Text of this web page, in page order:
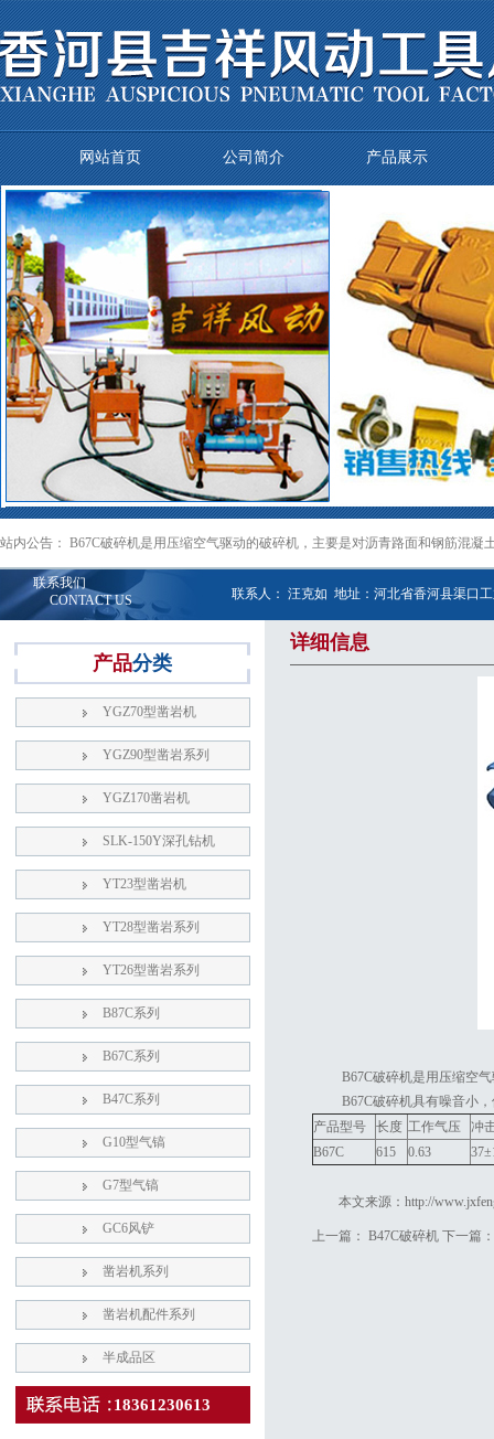
网站首页 公司简介 产品展示
站内公告： B67C破碎机是用压缩空气驱动的破碎机，主要是对沥青路面和钢筋混凝
联系我们
CONTACT US
联系人： 汪克如 地址：河北省香河县渠口
详细信息
B67C破碎机是用压缩空
B67C破碎机具有噪音小
产品型号
长度 工作气压
冲
B67C
615 0.63
本文来源： http://
上一篇： B47C破碎机 下一篇：
产品分类
YGZ70型凿岩机
YGZ90型凿岩系列
YGZ170凿岩机
SLK-150Y深孔钻机
YT23型凿岩机
YT28型凿岩系列
YT26型凿岩系列
B87C系列
B67C系列
B47C系列
G10型气镐
G7型气镐
GC6风铲
凿岩机系列
凿岩机配件系列
半成品区
18361230613